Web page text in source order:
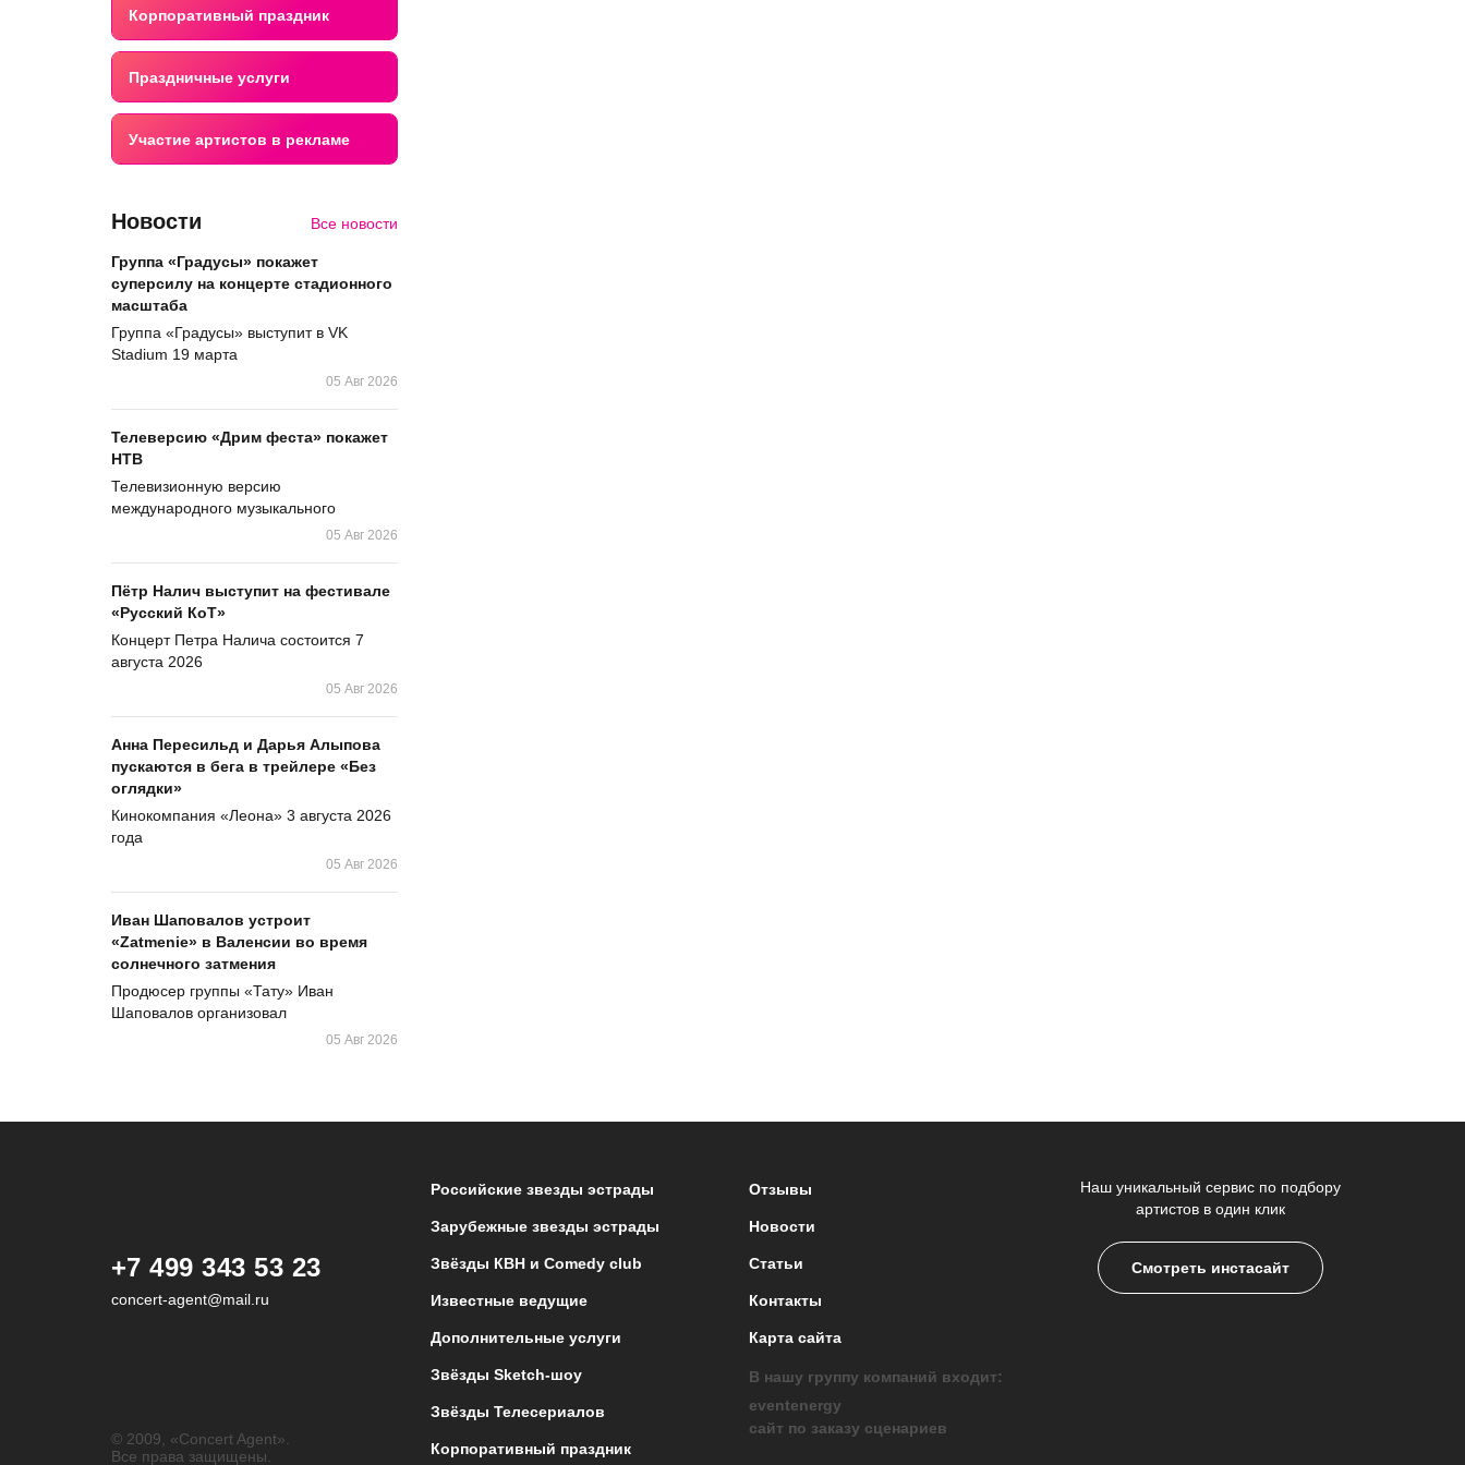
Корпоративный праздник
Праздничные услуги
Участие артистов в рекламе
Новости Все новости
Группа «Градусы» покажет
суперсилу на концерте стадионного
масштаба
Группа «Градусы» выступит в VK
Stadium 19 марта
05 Авг 2026
Телеверсию «Дрим феста» покажет
НТВ
Телевизионную версию
международного музыкального
05 Авг 2026
Пётр Налич выступит на фестивале
«Русский КоТ»
Концерт Петра Налича состоится 7
августа 2026
05 Авг 2026
Анна Пересильд и Дарья Алыпова
пускаются в бега в трейлере «Без
оглядки»
Кинокомпания «Леона» 3 августа 2026
года
05 Авг 2026
Иван Шаповалов устроит
«Zatmenie» в Валенсии во время
солнечного затмения
Продюсер группы «Тату» Иван
Шаповалов организовал
05 Авг 2026
+7 499 343 53 23
concert-agent@mail.ru
© 2009, «Concert Agent».
Все права защищены.
Российские звезды эстрады
Зарубежные звезды эстрады
Звёзды КВН и Comedy club
Известные ведущие
Дополнительные услуги
Звёзды Sketch-шоу
Звёзды Телесериалов
Корпоративный праздник
Отзывы
Новости
Статьи
Контакты
Карта сайта
Наш уникальный сервис по подбору
артистов в один клик
Смотреть инстасайт
В нашу группу компаний входит:
eventenergy
сайт по заказу сценариев